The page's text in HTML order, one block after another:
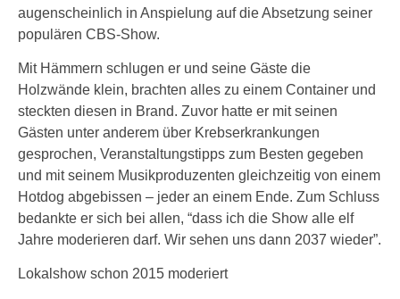
augenscheinlich in Anspielung auf die Absetzung seiner
populären CBS-Show.
Mit Hämmern schlugen er und seine Gäste die
Holzwände klein, brachten alles zu einem Container und
steckten diesen in Brand. Zuvor hatte er mit seinen
Gästen unter anderem über Krebserkrankungen
gesprochen, Veranstaltungstipps zum Besten gegeben
und mit seinem Musikproduzenten gleichzeitig von einem
Hotdog abgebissen – jeder an einem Ende. Zum Schluss
bedankte er sich bei allen, “dass ich die Show alle elf
Jahre moderieren darf. Wir sehen uns dann 2037 wieder”.
Lokalshow schon 2015 moderiert